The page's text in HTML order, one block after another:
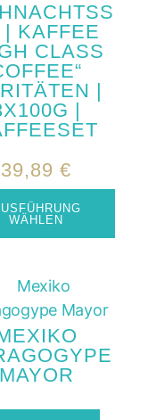
| KAFFEE
CLASS
|
|
39,89€
WÄHLEN
MAYOR